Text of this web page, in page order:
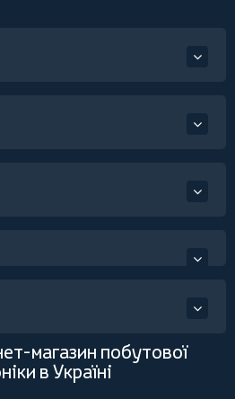
магазин побутової
в Україні